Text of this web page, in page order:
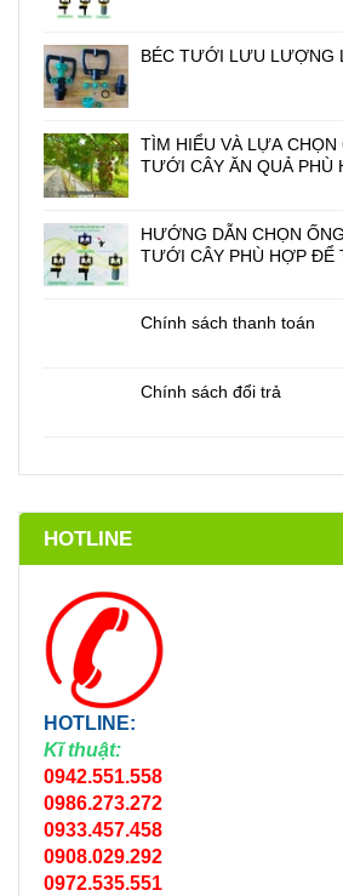
BÉC TƯỚI LƯU LƯỢNG
TÌM HIỂU VÀ LỰA CHỌN
TƯỚI CÂY ĂN QUẢ
HƯỚNG DẪN CHỌN
TƯỚI CÂY PHÙ HỢP ĐỂ
Chính sách thanh toán
Chính sách đổi trả
HOTLINE
HOTLINE:
Kĩ thuật:
0942.551.558
0986.273.272
0933.457.458
0908.029.292
0972.535.551